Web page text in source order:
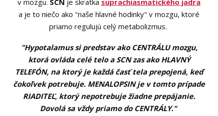
a je to niečo ako "naše hlavné hodinky" v mozgu, ktoré
priamo regulujú celý metabolizmus.
"Hypotalamus si predstav ako CENTRÁLU mozgu,
ktorá ovláda celé telo a SCN zas ako HLAVNÝ
TELEFÓN, na ktorý je každá časť tela prepojená, keď
čokoľvek potrebuje. MENALOPSIN je v tomto prípade
RIADITEĽ, ktorý nepotrebuje žiadne prepájanie.
Dovolá sa vždy priamo do CENTRÁLY."